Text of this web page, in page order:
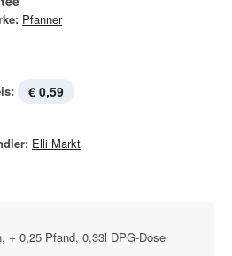
Pfanner
€ 0,59
Elli Markt
+ 0,25 Pfand, 0,33l DPG-Dose